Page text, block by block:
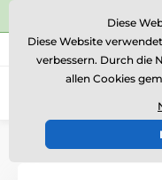
⭐Siehe 504
Rufen Sie uns an (Mo-Fr 15-
Einführung
Diese
Diese Website
verbessern. Durch die
allen Cookies